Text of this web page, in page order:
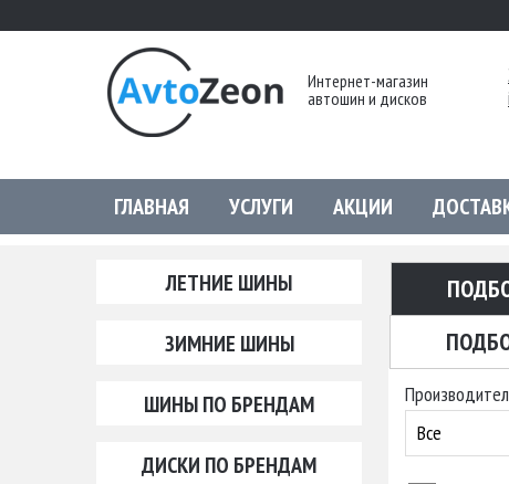
Интернет-магазин
автошин и дисков
ГЛАВНАЯ УСЛУГИ АКЦИИ
ЛЕТНИЕ ШИНЫ
ЗИМНИЕ ШИНЫ
ШИНЫ ПО БРЕНДАМ
ДИСКИ ПО БРЕНДАМ
Все